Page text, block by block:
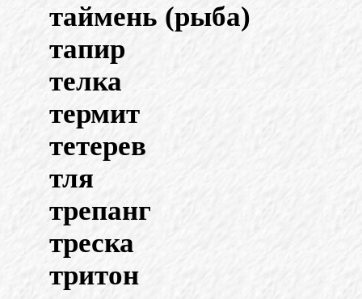
таймень (рыба)
тапир
телка
термит
тетерев
тля
трепанг
треска
тритон